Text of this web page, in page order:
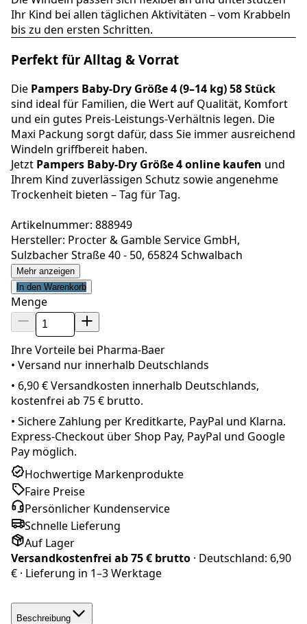
Ihr Kind bei allen täglichen Aktivitäten – vom Krabbeln
bis zu den ersten Schritten.
Perfekt für Alltag & Vorrat
Die Pampers Baby-Dry Größe 4 (9–14 kg) 58 Stück
sind ideal für Familien, die Wert auf Qualität, Komfort
und ein gutes Preis-Leistungs-Verhältnis legen. Die
Maxi Packung sorgt dafür, dass Sie immer ausreichend
Windeln griffbereit haben.
Jetzt Pampers Baby-Dry Größe 4 online kaufen und
Ihrem Kind zuverlässigen Schutz sowie angenehme
Trockenheit bieten – Tag für Tag.
Artikelnummer: 888949
Hersteller: Procter & Gamble Service GmbH,
Sulzbacher Straße 40 - 50, 65824 Schwalbach
Mehr anzeigen
In den Warenkorb
Menge
Ihre Vorteile bei Pharma-Baer
• Versand nur innerhalb Deutschlands
• 6,90 € Versandkosten innerhalb Deutschlands,
kostenfrei ab 75 € brutto.
• Sichere Zahlung per Kreditkarte, PayPal und Klarna.
Express-Checkout über Shop Pay, PayPal und Google
Pay möglich.
Hochwertige Markenprodukte
Faire Preise
Persönlicher Kundenservice
Schnelle Lieferung
Auf Lager
Versandkostenfrei ab75 € brutto · Deutschland: 6,90
€ · Lieferung in 1–3 Werktage
Beschreibung